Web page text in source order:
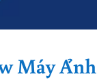
Máy Ảnh